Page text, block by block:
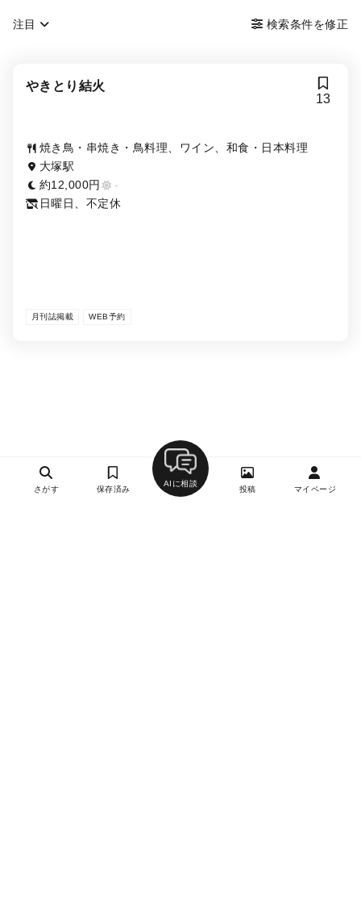
注目 検索条件を修正
やきとり結火
13
焼き鳥・串焼き・鳥料理、ワイン、和食・日本料理
大塚駅
約12,000円
-
日曜日、不定休
月刊誌掲載 WEB予約
さがす 保存済み
AIに相談
投稿 マイページ